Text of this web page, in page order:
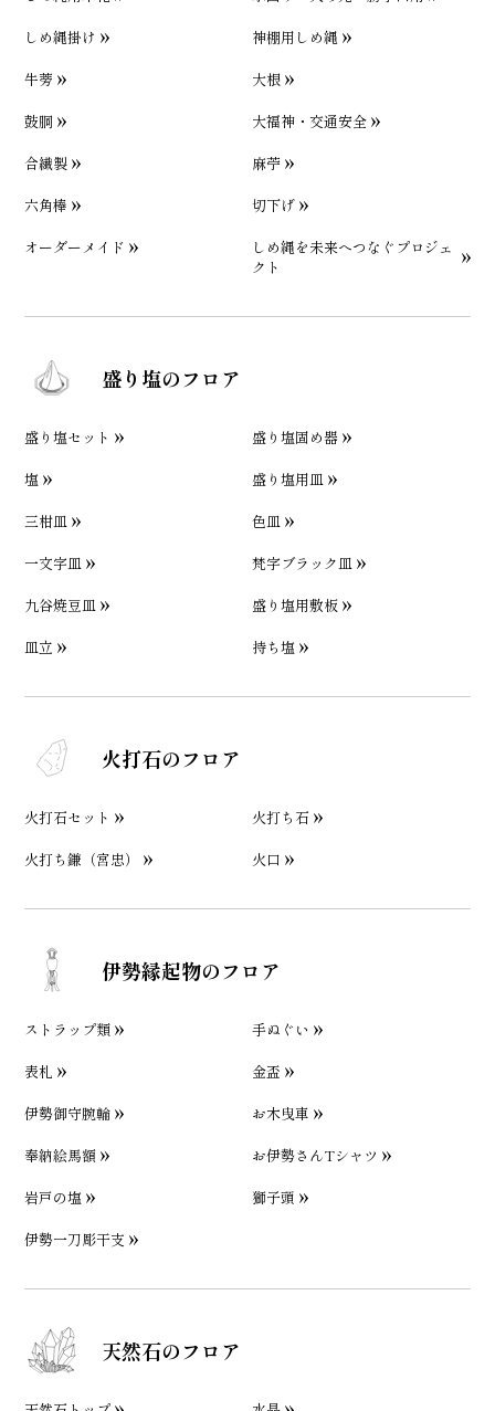
しめ縄掛け
神棚用しめ縄
牛蒡
大根
鼓胴
大福神・交通安全
合繊製
麻苧
六角棒
切下げ
オーダーメイド
しめ縄を未来へつなぐプロジェ
クト
盛り塩のフロア
盛り塩セット
盛り塩固め器
塩
盛り塩用皿
三柑皿
色皿
一文字皿
梵字ブラック皿
九谷焼豆皿
盛り塩用敷板
皿立
持ち塩
火打石のフロア
火打石セット
火打ち石
火打ち鎌（宮忠）
火口
伊勢縁起物のフロア
ストラップ類
手ぬぐい
表札
金盃
伊勢御守腕輪
お木曳車
奉納絵馬額
お伊勢さんTシャツ
岩戸の塩
獅子頭
伊勢一刀彫干支
天然石のフロア